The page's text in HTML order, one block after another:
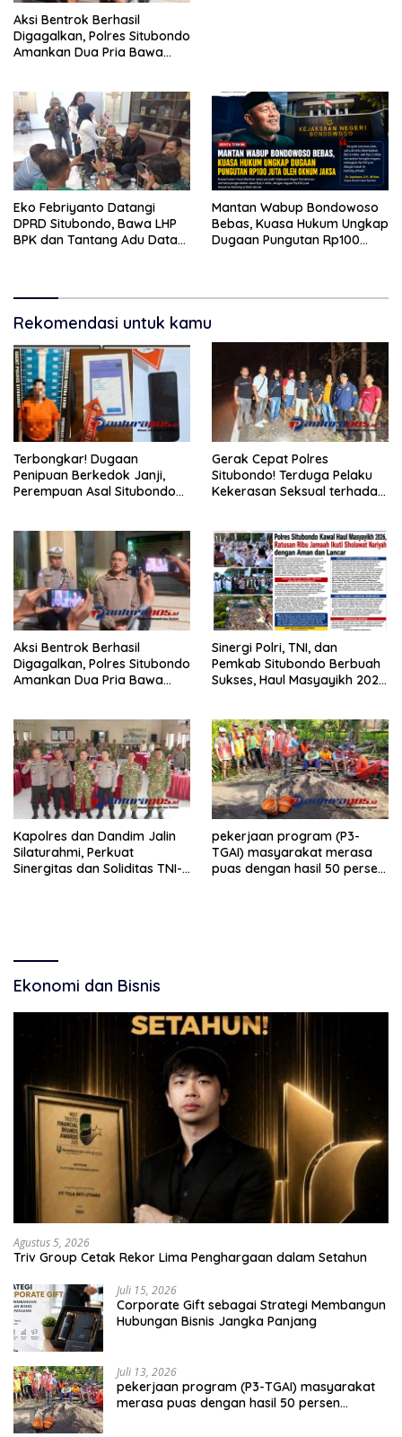
Aksi Bentrok Berhasil
Digagalkan, Polres Situbondo
Amankan Dua Pria Bawa
Eko Febriyanto Datangi
DPRD Situbondo, Bawa LHP
BPK dan Tantang Adu Data
Mantan Wabup Bondowoso
Bebas, Kuasa Hukum Ungkap
Dugaan Pungutan Rp100
Rekomendasi untuk kamu
Terbongkar! Dugaan
Penipuan Berkedok Janji,
Perempuan Asal Situbondo
Gerak Cepat Polres
Situbondo! Terduga Pelaku
Kekerasan Seksual terhadap
Aksi Bentrok Berhasil
Digagalkan, Polres Situbondo
Amankan Dua Pria Bawa
Sinergi Polri, TNI, dan
Pemkab Situbondo Berbuah
Sukses, Haul Masyayikh 2026
Jamaah
Kapolres dan Dandim Jalin
Silaturahmi, Perkuat
Sinergitas dan Soliditas TNI-
pekerjaan program (P3-
TGAI) masyarakat merasa
puas dengan hasil 50 persen
Ekonomi dan Bisnis
Agustus 5, 2026
Triv Group Cetak Rekor Lima Penghargaan dalam Setahun
Juli 15, 2026
Corporate Gift sebagai Strategi Membangun
Hubungan Bisnis Jangka Panjang
Juli 13, 2026
pekerjaan program (P3-TGAI) masyarakat
merasa puas dengan hasil 50 persen